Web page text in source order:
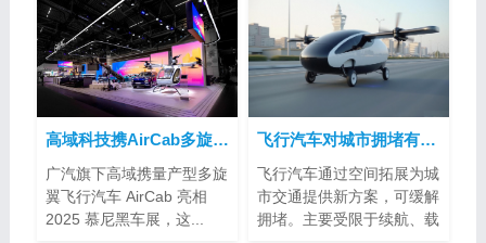
高域科技携AirCab多旋翼飞行汽车亮相2025慕尼黑车展
广汽旗下高域携量产型多旋
翼飞行汽车 AirCab 亮相
2025 慕尼黑车展，这...
飞行汽车对城市拥堵有帮助吗？
飞行汽车通过空间拓展为城
市交通提供新方案，可缓解
拥堵。主要受限于续航、载